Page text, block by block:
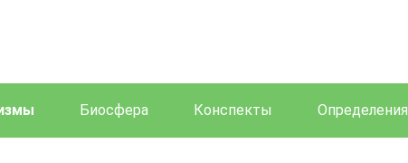
Биосфера Конспекты Определения